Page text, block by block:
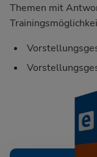
Themen mit